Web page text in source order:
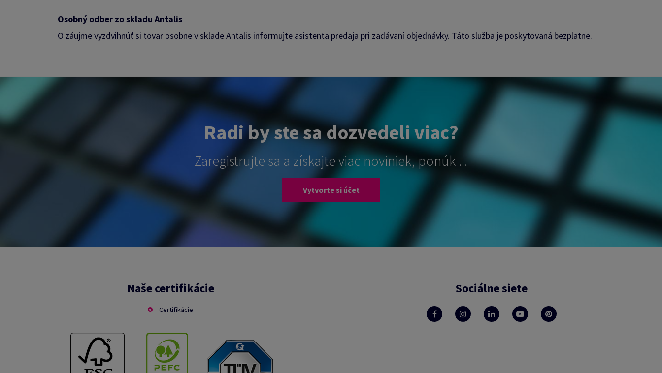
Osobný odber zo skladu Antalis
O záujme vyzdvihnúť si tovar osobne v sklade Antalis informujte asistenta predaja pri zadávaní objednávky. Táto služba je poskytovaná bezplatne.
Radi by ste sa dozvedeli viac?
Zaregistrujte sa a získajte viac noviniek, ponúk ...
Vytvorte si účet
Naše certifikácie
Certifikácie
Sociálne siete